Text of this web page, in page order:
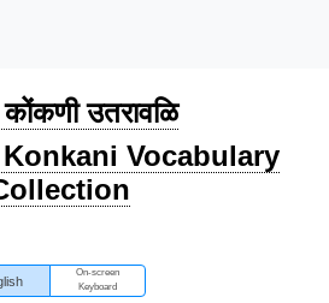
कोंकणी उतरावळि
Vocabulary
On-screen
Keyboard